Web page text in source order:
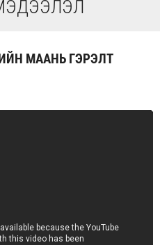
МААНЬ ГЭРЭЛТ